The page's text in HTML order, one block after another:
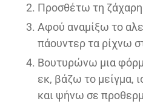
Προσθέτω τη ζάχαρη
Αφού αναμίξω το
πάουντερ τα ρίχνω
Βουτυρώνω μια
εκ, βάζω το μείγμα,
και ψήνω σε